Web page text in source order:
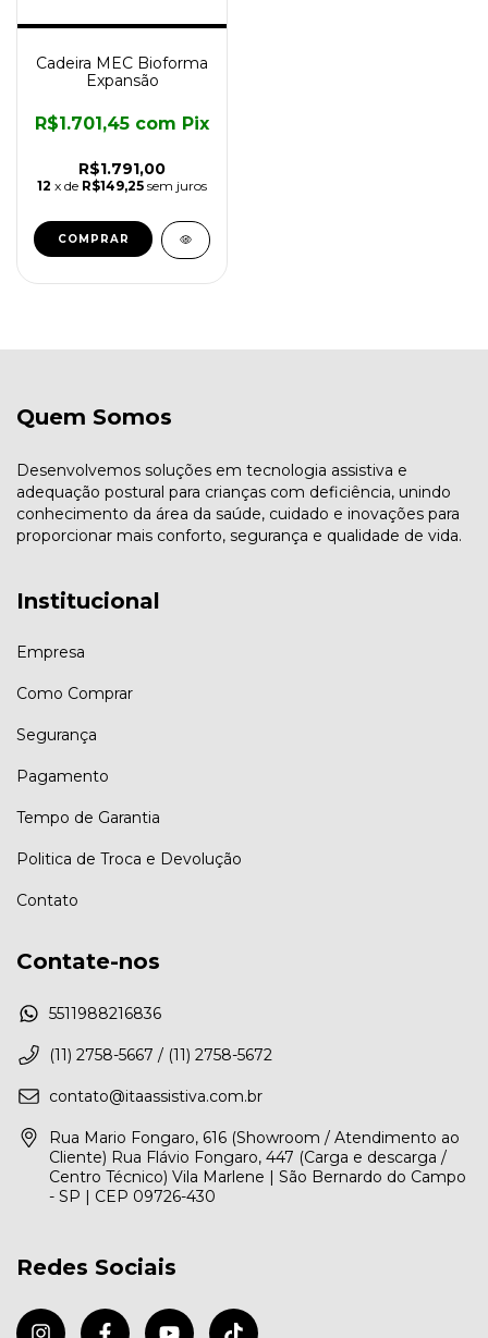
Cadeira MEC Bioforma
Expansão
R$1.791,00
R$1.701,45 com Pix
12 x de R$149,25 sem juros
COMPRAR
Quem Somos
Desenvolvemos soluções em tecnologia assistiva e
adequação postural para crianças com deficiência, unindo
conhecimento da área da saúde, cuidado e inovações para
proporcionar mais conforto, segurança e qualidade de vida.
Institucional
Empresa
Como Comprar
Segurança
Pagamento
Tempo de Garantia
Politica de Troca e Devolução
Contato
Contate-nos
5511988216836
(11) 2758-5667 / (11) 2758-5672
contato@itaassistiva.com.br
Rua Mario Fongaro, 616 (Showroom / Atendimento ao
Cliente) Rua Flávio Fongaro, 447 (Carga e descarga /
Centro Técnico) Vila Marlene | São Bernardo do Campo
- SP | CEP 09726-430
Redes Sociais